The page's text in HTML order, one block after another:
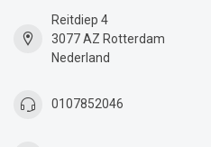
Reitdiep 4
3077 AZ Rotterdam
Nederland
0107852046